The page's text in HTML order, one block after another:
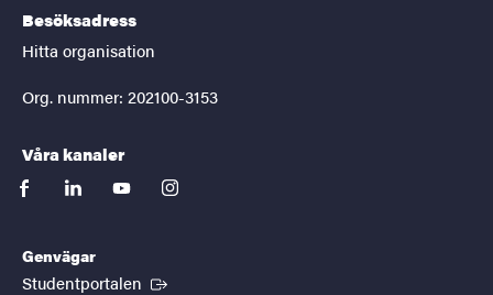
Besöksadress
Hitta organisation
Org. nummer: 202100-3153
Våra kanaler
facebooklinkedinyoutubeinstagram
Genvägar
Studentportalen (Extern länk)